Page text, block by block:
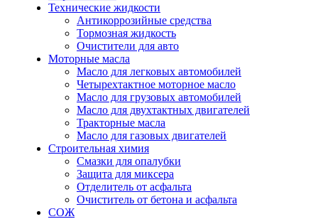
Технические жидкости
Антикоррозийные средства
Тормозная жидкость
Очистители для авто
Моторные масла
Масло для легковых автомобилей
Четырехтактное моторное масло
Масло для грузовых автомобилей
Масло для двухтактных двигателей
Тракторные масла
Масло для газовых двигателей
Строительная химия
Смазки для опалубки
Защита для миксера
Отделитель от асфальта
Очиститель от бетона и асфальта
СОЖ